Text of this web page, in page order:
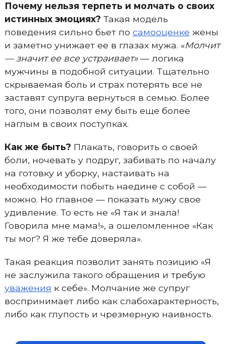
Почему нельзя терпеть и молчать о своих
истинных эмоциях? Такая модель
поведения сильно бьет по самооценке жены
и заметно унижает ее в глазах мужа. «Молчит
— значит ее все устраивает»— логика
мужчины в подобной ситуации. Тщательно
скрываемая боль и страх потерять все не
заставят супруга вернуться в семью. Более
того, они позволят ему быть еще более
наглым в своих поступках.
Как же быть? Плакать, говорить о своей
боли, ночевать у подруг, забивать по началу
на готовку и уборку, настаивать на
необходимости побыть наедине с собой —
можно. Но главное — показать мужу свое
удивление. То есть не «Я так и знала!
Говорила мне мама!», а ошеломленное «Как
ты мог? Я же тебе доверяла».
Такая реакция позволит занять позицию «Я
не заслужила такого обращения и требую
уважения к себе». Молчание же супруг
воспринимает либо как слабохарактерность,
либо как глупость и чрезмерную наивность.